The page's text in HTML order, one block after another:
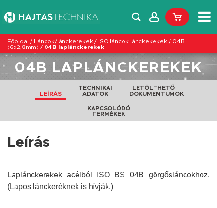
Főoldal / Láncok/lánckerekek / ISO láncok lánckekekek / 04B
(6x2,8mm) / 04B laplánckerekek
04B LAPLÁNCKEREKEK
LEÍRÁS
TECHNIKAI
ADATOK
LETÖLTHETŐ
DOKUMENTUMOK
KAPCSOLÓDÓ
TERMÉKEK
Leírás
Laplánckerekek acélból ISO BS 04B görgősláncokhoz.
(Lapos lánckeréknek is hívják.)